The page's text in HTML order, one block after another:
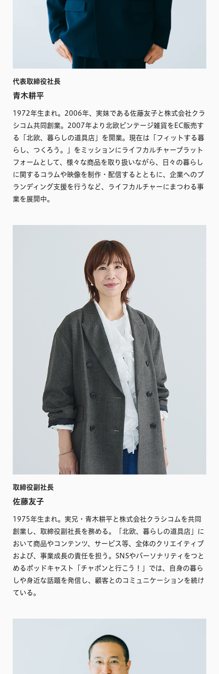
代表取締役社長
青木耕平
1972年生まれ。2006年、実妹である佐藤友子と株式会社クラ
シコム共同創業。2007年より北欧ビンテージ雑貨をEC販売す
る「北欧、暮らしの道具店」を開業。現在は「フィットする暮
らし、つくろう。」をミッションにライフカルチャープラット
フォームとして、様々な商品を取り扱いながら、日々の暮らし
に関するコラムや映像を制作・配信するとともに、企業へのブ
ランディング支援を行うなど、ライフカルチャーにまつわる事
業を展開中。
取締役副社長
佐藤友子
1975年生まれ。実兄・青木耕平と株式会社クラシコムを共同
創業し、取締役副社長を務める。「北欧、暮らしの道具店」に
おいて商品やコンテンツ、サービス等、全体のクリエイティブ
および、事業成長の責任を担う。SNSやパーソナリティをつと
めるポッドキャスト「チャポンと行こう！」では、自身の暮ら
しや身近な話題を発信し、顧客とのコミュニケーションを続け
ている。